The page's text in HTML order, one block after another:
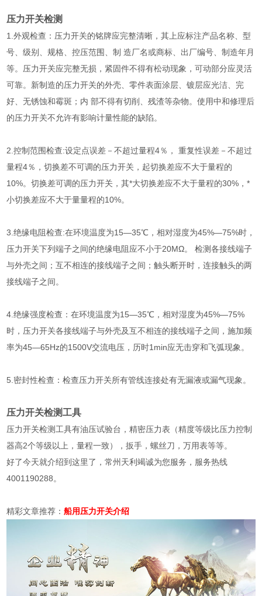
压力开关检测
1.外观检查：压力开关的铭牌应完整清晰，其上应标注产品名称、型
号、级别、规格、控压范围、制 造厂名或商标、出厂编号、制造年月
等。压力开关应完整无损，紧固件不得有松动现象，可动部分应灵活
可靠。新制造的压力开关的外壳、零件表面涂层、镀层应光洁、完
好、无锈蚀和霉斑；内 部不得有切削、残渣等杂物。使用中和修理后
的压力开关不允许有影响计量性能的缺陷。
2.控制范围检查:设定点误差－不超过量程4％， 重复性误差－不超过
量程4％，切换差不可调的压力开关，起切换差应不大于量程的
10%。切换差可调的压力开关，其*大切换差应不大于量程的30%，*
小切换差应不大于量量程的10%。
3.绝缘电阻检查:在环境温度为15—35℃，相对湿度为45%—75%时，
压力开关下列端子之间的绝缘电阻应不小于20MΩ。 检测各接线端子
与外壳之间；互不相连的接线端子之间；触头断开时，连接触头的两
接线端子之间。
4.绝缘强度检查：在环境温度为15—35℃，相对湿度为45%—75%
时，压力开关各接线端子与外壳及互不相连的接线端子之间，施加频
率为45—65Hz的1500V交流电压，历时1min应无击穿和飞弧现象。
5.密封性检查：检查压力开关所有管线连接处有无漏液或漏气现象。
压力开关检测工具
压力开关检测工具有油压试验台，精密压力表（精度等级比压力控制
器高2个等级以上，量程一致），扳手，螺丝刀，万用表等等。
好了今天就介绍到这里了，常州天利竭诚为您服务，服务热线
4001190288。
精彩文章推荐：船用压力开关介绍